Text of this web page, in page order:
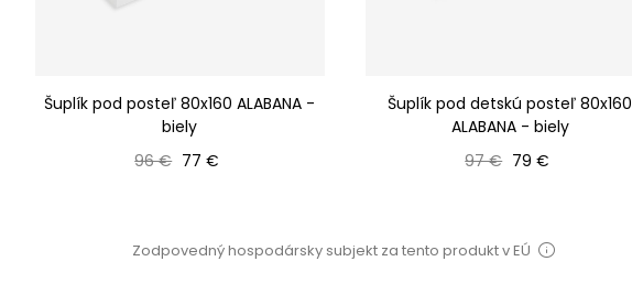
Šuplík pod posteľ 80x160 ALABANA -
biely
Bežná cena
96 € Cena
77 €
Šuplík pod detskú posteľ 80x160
ALABANA - biely
Bežná cena
97 € Cena
79 €
Zodpovedný hospodársky subjekt za tento produkt v EÚ